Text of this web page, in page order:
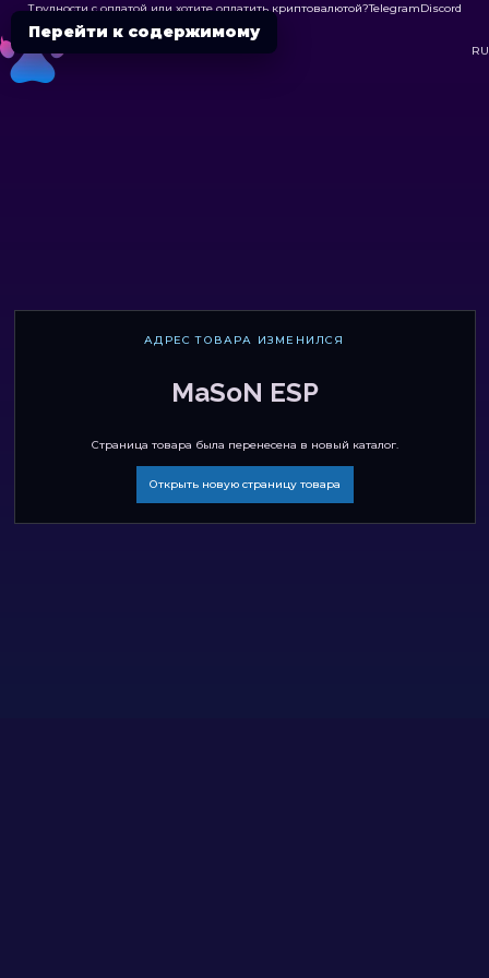
Перейти к содержимому
Трудности с оплатой или хотите оплатить криптовалютой?TelegramDiscord

RU
АДРЕС ТОВАРА ИЗМЕНИЛСЯ
MaSoN ESP
Страница товара была перенесена в новый каталог.
Открыть новую страницу товара